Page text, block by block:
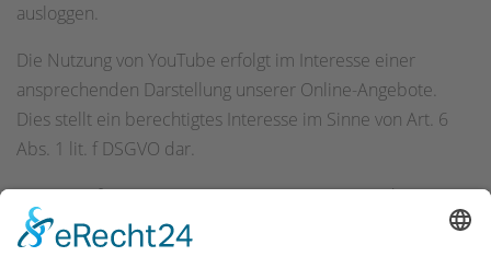
ausloggen.
Die Nutzung von YouTube erfolgt im Interesse einer
ansprechenden Darstellung unserer Online-Angebote.
Dies stellt ein berechtigtes Interesse im Sinne von Art. 6
Abs. 1 lit. f DSGVO dar.
Weitere Informationen zum Umgang mit Nutzerdaten
finden Sie in der Datenschutzerklärung von YouTube
unter: